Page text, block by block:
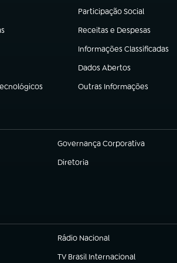
Participação Social
(abre em nova aba)
Receitas e Despesas
(abre em nova aba)
Informações Classificadas
(abre em nova aba)
Dados Abertos
(abre em nova aba)
Outras Informações
(abre em nova aba)
Governança Corporativa
(abre em nova aba)
Diretoria
(abre em nova aba)
Rádio Nacional
TV Brasil Internacional
(abre em nova aba)